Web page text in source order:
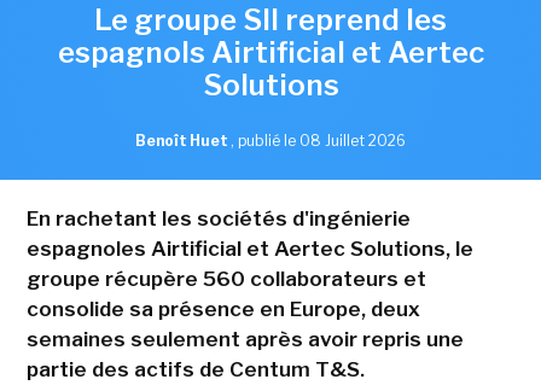
Le groupe SII reprend les
espagnols Airtificial et Aertec
Solutions
Benoît Huet , publié le 08 Juillet 2026
En rachetant les sociétés d'ingénierie
espagnoles Airtificial et Aertec Solutions, le
groupe récupère 560 collaborateurs et
consolide sa présence en Europe, deux
semaines seulement après avoir repris une
partie des actifs de Centum T&S.